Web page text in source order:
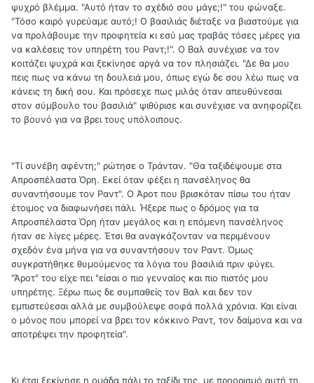
ψυχρό βλέμμα. "Αυτό ήταν το σχέδιό σου μάγε;!" του φώναξε.
"Τόσο καιρό γυρεύαμε αυτό;! Ο βασιλιάς διέταξε να βιαστούμε για
να προλάβουμε την προφητεία κι εσύ μας τραβάς τόσες μέρες για
να καλέσεις τον υπηρέτη του Ραντ;!". Ο Βαλ συνέχισε να τον
κοιτάζει ψυχρά και ξεκίνησε αργά να τον πλησιάζει. "Δε θα μου
πεις πως να κάνω τη δουλειά μου, όπως εγώ δε σου λέω πως να
κάνεις τη δική σου. Και πρόσεχε πως μιλάς όταν απευθύνεσαι
στον σύμβουλο του βασιλιά" ψιθύρισε και συνέχισε να ανηφορίζει
το βουνό για να βρει τους υπόλοιπους.
"Τί συνέβη αφέντη;" ρώτησε ο Τράνταν. "Θα ταξιδέψουμε στα
Απροσπέλαστα Όρη. Εκεί όταν φέξει η πανσέληνος θα
συναντήσουμε τον Ραντ". Ο Άροτ που βρισκόταν πίσω του ήταν
έτοιμος να διαφωνήσει πάλι. Ήξερε πως ο δρόμος για τα
Απροσπέλαστα Όρη ήταν μεγάλος και η επόμενη πανσέληνος
ήταν σε λίγες μέρες. Έτσι θα αναγκάζονταν να περιμένουν
σχεδόν ένα μήνα για να συναντήσουν τον Ραντ. Όμως
συγκρατήθηκε θυμούμενος τα λόγια του βασιλιά πριν φύγει.
"Άροτ" του είχε πει "είσαι ο πιο γενναίος και πιο πιστός μου
υπηρέτης. Ξέρω πως δε συμπαθείς τον Βαλ και δεν τον
εμπιστεύεσαι αλλά με συμβούλεψε σοφά πολλά χρόνια. Και είναι
ο μόνος που μπορεί να βρει τον κόκκινο Ραντ, τον δαίμονα και να
αποτρέψει την προφητεία".
Κι έτσι ξεκίνησε η ομάδα πάλι το ταξίδι της, με προορισμό αυτή τη